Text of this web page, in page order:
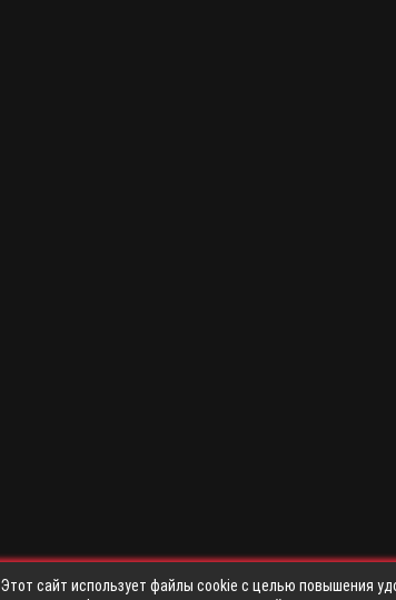
Этот сайт использует файлы cookie с целью повышения